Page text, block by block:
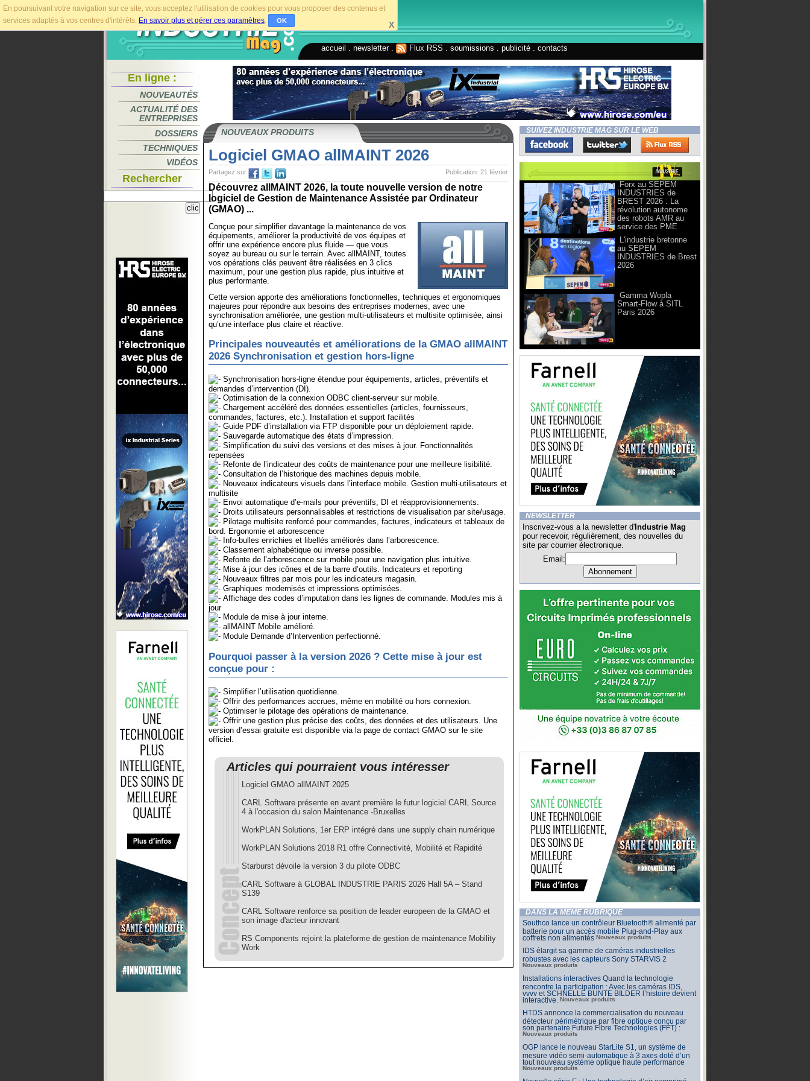
En poursuivant votre navigation sur ce site, vous acceptez l'utilisation de cookies pour vous proposer des contenus et
services adaptés à vos centres d'intérêts. En savoir plus et gérer ces paramètres. OK X
accueil newsletter. Flux RSS soumissions publicité contacts
En ligne :
NOUVEAUTÉS
ACTUALITÉ DES
ENTREPRISES
DOSSIERS
TECHNIQUES
VIDÉOS
Rechercher
NOUVEAUX PRODUITS
Logiciel GMAO allMAINT 2026
Publication: 21 février
Partagez sur
Découvrez allMAINT 2026, la toute nouvelle version de notre
logiciel de Gestion de Maintenance Assistée par Ordinateur
(GMAO) ...
Conçue pour simplifier davantage la maintenance de vos
équipements, améliorer la productivité de vos équipes et
offrir une expérience encore plus fluide — que vous
soyez au bureau ou sur le terrain. Avec allMAINT, toutes
vos opérations clés peuvent être réalisées en 3 clics
maximum, pour une gestion plus rapide, plus intuitive et
plus performante.
Cette version apporte des améliorations fonctionnelles, techniques et ergonomiques
majeures pour répondre aux besoins des entreprises modernes, avec une
synchronisation améliorée, une gestion multi-utilisateurs et multisite optimisée, ainsi
qu’une interface plus claire et réactive.
Principales nouveautés et améliorations de la GMAO allMAINT
2026 Synchronisation et gestion hors-ligne
Synchronisation hors-ligne étendue pour équipements, articles, préventifs et
demandes d’intervention (DI).
Optimisation de la connexion ODBC client-serveur sur mobile.
Chargement accéléré des données essentielles (articles, fournisseurs,
commandes, factures, etc.). Installation et support facilités
Guide PDF d’installation via FTP disponible pour un déploiement rapide.
Sauvegarde automatique des états d’impression.
Simplification du suivi des versions et des mises à jour. Fonctionnalités
repensées
Refonte de l’indicateur des coûts de maintenance pour une meilleure lisibilité.
Consultation de l’historique des machines depuis mobile.
Nouveaux indicateurs visuels dans l’interface mobile. Gestion multi-utilisateurs et
multisite
Envoi automatique d’e-mails pour préventifs, DI et réapprovisionnements.
Droits utilisateurs personnalisables et restrictions de visualisation par site/usage.
Pilotage multisite renforcé pour commandes, factures, indicateurs et tableaux de
bord. Ergonomie et arborescence
Info-bulles enrichies et libellés améliorés dans l’arborescence.
Classement alphabétique ou inverse possible.
Refonte de l’arborescence sur mobile pour une navigation plus intuitive.
Mise à jour des icônes et de la barre d’outils. Indicateurs et reporting
Nouveaux filtres par mois pour les indicateurs magasin.
Graphiques modernisés et impressions optimisées.
Affichage des codes d’imputation dans les lignes de commande. Modules mis à
jour
Module de mise à jour interne.
allMAINT Mobile amélioré.
Module Demande d’Intervention perfectionné.
Pourquoi passer à la version 2026 ? Cette mise à jour est
conçue pour :
Simplifier l’utilisation quotidienne.
Offrir des performances accrues, même en mobilité ou hors connexion.
Optimiser le pilotage des opérations de maintenance.
Offrir une gestion plus précise des coûts, des données et des utilisateurs. Une
version d’essai gratuite est disponible via la page de contact GMAO sur le site
officiel.
Articles qui pourraient vous intéresser
Logiciel GMAO allMAINT 2025
CARL Software présente en avant première le futur logiciel CARL Source
4 à l'occasion du salon Maintenance -Bruxelles
WorkPLAN Solutions, 1er ERP intégré dans une supply chain numérique
WorkPLAN Solutions 2018 R1 offre Connectivité, Mobilité et Rapidité
Starburst dévoile la version 3 du pilote ODBC
CARL Software à GLOBAL INDUSTRIE PARIS 2026 Hall 5A – Stand
S139
CARL Software renforce sa position de leader europeen de la GMAO et
son image d'acteur innovant
RS Components rejoint la plateforme de gestion de maintenance Mobility
Work
SUIVEZ INDUSTRIE MAG SUR LE WEB
Forx au SEPEM
INDUSTRIES de
BREST 2026 : La
révolution autonome
des robots AMR au
service des PME
L'industrie bretonne
au SEPEM
INDUSTRIES de Brest
2026
Gamma Wopla
Smart-Flow à SITL
Paris 2026
NEWSLETTER
Inscrivez-vous a la newsletter d' Industrie Mag
pour recevoir, régulièrement, des nouvelles du
site par courrier électronique.
Email:
DANS LA MÊME RUBRIQUE
Southco lance un contrôleur Bluetooth® alimenté par
batterie pour un accès mobile Plug-and-Play aux
coffrets non alimentés Nouveaux produits
IDS élargit sa gamme de caméras industrielles
robustes avec les capteurs Sony STARVIS 2
Nouveaux produits
Installations interactives Quand la technologie
rencontre la participation : Avec les caméras IDS,
vvvv et SCHNELLE BUNTE BILDER l’histoire devient
interactive.
Nouveaux produits
HTDS annonce la commercialisation du nouveau
détecteur périmétrique par fibre optique conçu par
son partenaire Future Fibre Technologies (FFT) :
Nouveaux produits
OGP lance le nouveau StarLite S1, un système de
mesure vidéo semi-automatique à 3 axes doté d’un
tout nouveau système optique haute performance
Nouveaux produits